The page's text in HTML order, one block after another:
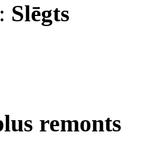
Slēgts
remonts